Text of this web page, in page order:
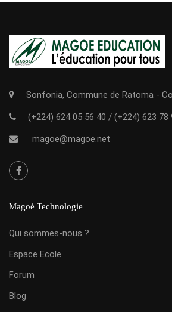
Sonfonia, Commune de Ratoma -
(+224) 624 05 56 40 / (+224) 623 78
magoe@magoe.net
Magoé Technologie
Qui sommes-nous ?
Espace Ecole
Forum
Blog